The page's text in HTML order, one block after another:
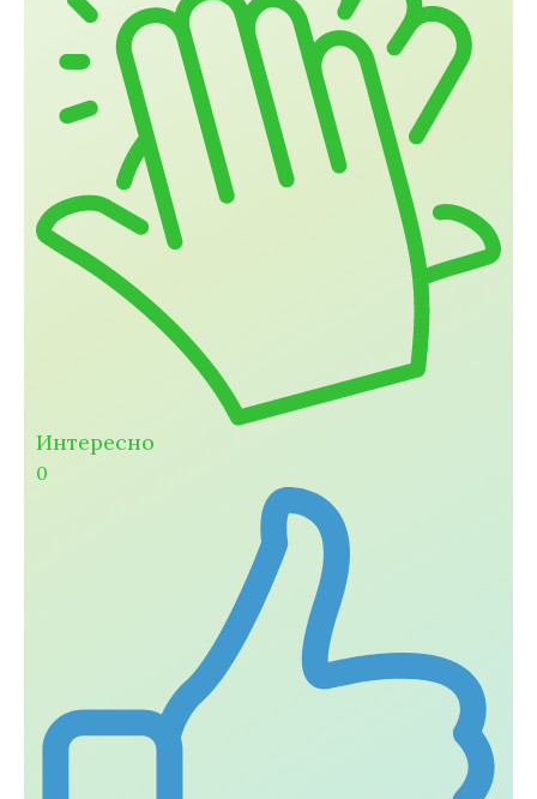
Интересно
0